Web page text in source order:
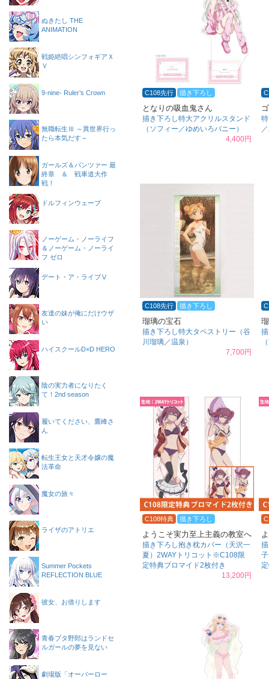
C108先行 描き下ろし
となりの吸血鬼さん
描き下ろし特大アクリルスタンド
（ソフィー／ゆめいろバニー）
4,400円
C108先行 描き下ろし
瑠璃の宝石
描き下ろし特大タペストリー（谷
川瑠璃／温泉）
7,700円
C108特典 描き下ろし
ようこそ実力至上主義の教室へ
描き下ろし抱き枕カバー（天沢一
夏）2WAYトリコット※C108限
定特典ブロマイド2枚付き
13,200円
ぬきたし THE
ANIMATION
戦姫絶唱シンフォギアＸ
Ｖ
9-nine- Ruler’s Crown
無職転生Ⅲ ～異世界行っ
たら本気だす～
ガールズ＆パンツァー 最
終章 ＆ 戦車道大作
戦！
ドルフィンウェーブ
ノーゲーム・ノーライフ
＆ノーゲーム・ノーライ
フ ゼロ
デート・ア・ライブⅤ
友達の妹が俺にだけウザ
い
ハイスクールD×D HERO
陰の実力者になりたく
て！2nd season
履いてください、鷹峰さ
ん
転生王女と天才令嬢の魔
法革命
魔女の旅々
ライザのアトリエ
Summer Pockets
REFLECTION BLUE
彼女、お借りします
青春ブタ野郎はランドセ
ルガールの夢を見ない
劇場版「オーバーロー